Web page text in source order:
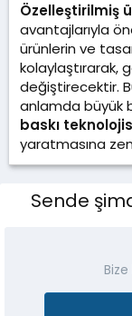
Özelleştirilmiş
avantajlarıyla
ürünlerin ve
kolaylaştırarak,
değiştirecektir.
anlamda büyük
baskı
yaratmasına
Sende